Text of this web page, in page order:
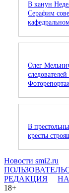
В канун
Серафим
Олег
В
кресты
Новости smi2.ru
РЕДАКЦИЯ
18+